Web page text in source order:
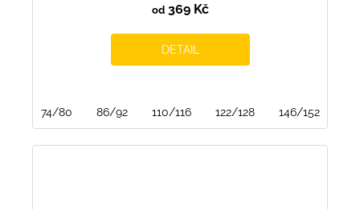
od369 Kč
DETAIL
74/80 86/92 110/116 122/128 146/152